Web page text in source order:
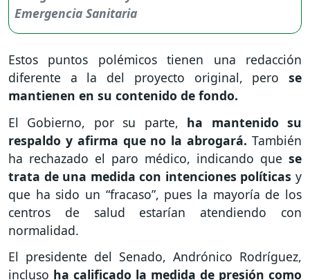
Estos puntos polémicos tienen una redacción
diferente a la del proyecto original, pero se
mantienen en su contenido de fondo.
El Gobierno, por su parte, ha mantenido su
respaldo y afirma que no la abrogará. También
ha rechazado el paro médico, indicando que se
trata de una medida con intenciones políticas y
que ha sido un “fracaso”, pues la mayoría de los
centros de salud estarían atendiendo con
normalidad.
El presidente del Senado, Andrónico Rodríguez,
incluso ha calificado la medida de presión como